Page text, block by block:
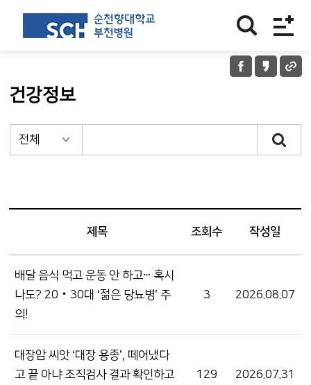
건강정보
제목 조회수 작성일
배달 음식 먹고 운동 안 하고ⵈ 혹시
나도? 20‧30대 ‘젊은 당뇨병’ 주
의!
3 2026.08.07
대장암 씨앗 ‘대장 용종’, 떼어냈다
고 끝 아냐 조직검사 결과 확인하고
129 2026.07.31